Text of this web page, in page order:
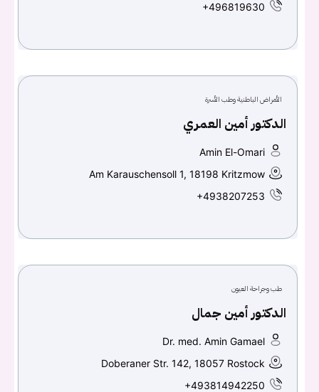
+496819630
الأمراض الباطنية وطب الأسرة
الدكتور أمين العمري
Amin El-Omari
Am Karauschensoll 1, 18198 Kritzmow
+4938207253
طب وجراحة العيون
الدكتور أمين جمال
Dr. med. Amin Gamael
Doberaner Str. 142, 18057 Rostock
+493814942250